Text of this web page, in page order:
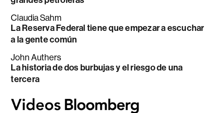
Claudia Sahm
La Reserva Federal tiene que empezar a escuchar
a la gente común
John Authers
La historia de dos burbujas y el riesgo de una
tercera